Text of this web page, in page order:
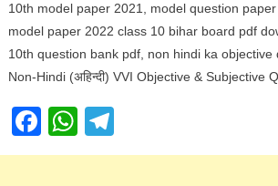
10th model paper 2021, model question paper
model paper 2022 class 10 bihar board pdf
10th question bank pdf, non hindi ka objective
Non-Hindi (अहिन्दी) VVI Objective & Subjective
Facebook
WhatsApp
Telegram